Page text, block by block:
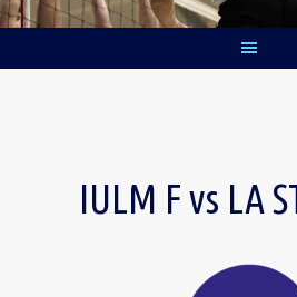
IULM F vs LA